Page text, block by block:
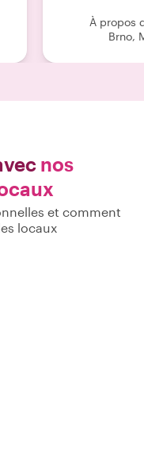
À propos
Brno,
nos
et comment
locaux